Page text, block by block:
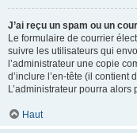
J’ai reçu un spam ou un
Le formulaire de courrier
suivre les utilisateurs qui
l’administrateur une copie
d’inclure l’en-tête (il contient
L’administrateur pourra
Haut